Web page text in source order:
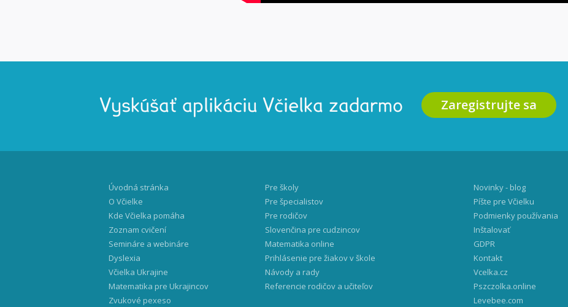
Vyskúšať aplikáciu Včielka zadarmo Zaregistrujte sa
Úvodná stránka
O Včielke
Kde Včielka pomáha
Zoznam cvičení
Semináre a webináre
Dyslexia
Včielka Ukrajine
Matematika pre Ukrajincov
Zvukové pexeso
Pre školy
Pre špecialistov
Pre rodičov
Slovenčina pre cudzincov
Matematika online
Prihlásenie pre žiakov v škole
Návody a rady
Referencie rodičov a učiteľov
Novinky - blog
Píšte pre Včielku
Podmienky používania
Inštalovať
GDPR
Kontakt
Vcelka.cz
Pszczolka.online
Levebee.com